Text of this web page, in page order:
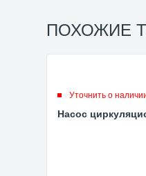
ПОХОЖИЕ
Уточнить о
Насос